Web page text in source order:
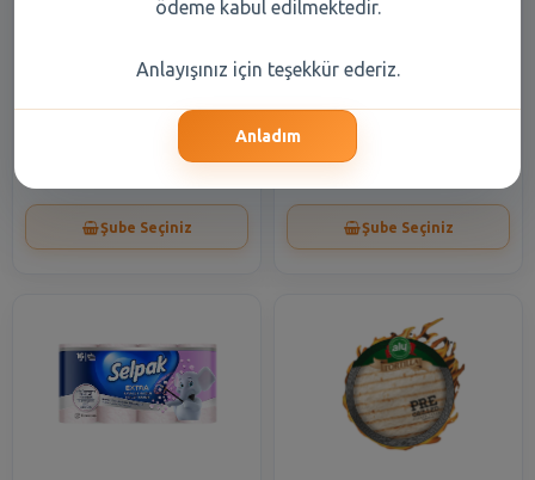
Şube Seçiniz
Det Kapsül 50 Li
Şube Seçiniz
ödeme kabul edilmektedir.
Anlayışınız için teşekkür ederiz.
Anladım